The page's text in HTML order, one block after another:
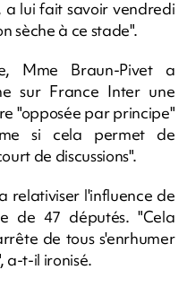
a lui fait savoir vendredi
sèche à ce stade".
Mme Braun-Pivet a
sur France Inter une
"opposée par principe"
si cela permet de
de discussions".
relativiser l'influence de
de 47 députés. "Cela
de tous s'enrhumer
a-t-il ironisé.